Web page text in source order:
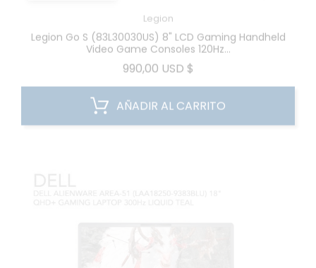
Legion Go S (83L30030US) 8" LCD Gaming Handheld
Video Game Consoles 120Hz...
990,00 USD $
AÑADIR AL CARRITO